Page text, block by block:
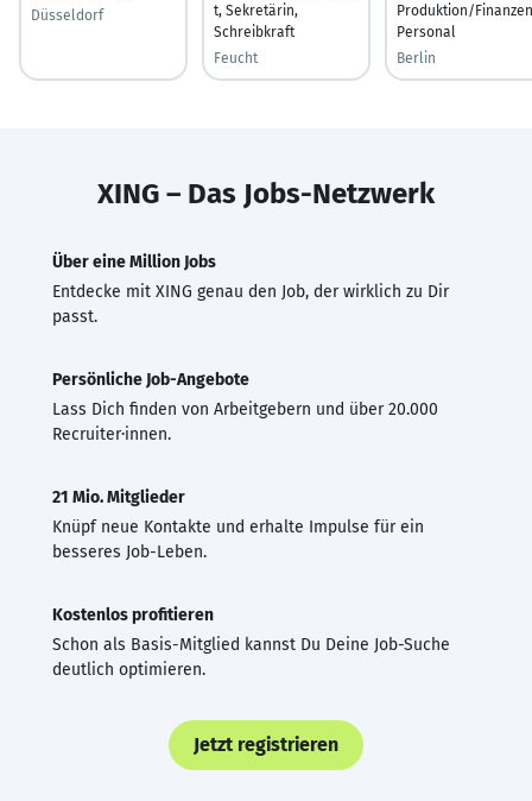
Düsseldorf
t, Sekretärin,
Schreibkraft
Feucht
Produktion/
Personal
Berlin
XING – Das Jobs-Netzwerk
Über eine Million Jobs
Entdecke mit XING genau den Job, der wirklich zu Dir
passt.
Persönliche Job-Angebote
Lass Dich finden von Arbeitgebern und über 20.000
Recruiter·innen.
21 Mio. Mitglieder
Knüpf neue Kontakte und erhalte Impulse für ein
besseres Job-Leben.
Kostenlos profitieren
Schon als Basis-Mitglied kannst Du Deine Job-Suche
deutlich optimieren.
Jetzt registrieren